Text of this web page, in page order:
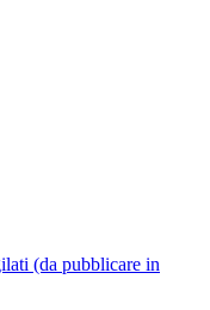
(da pubblicare in